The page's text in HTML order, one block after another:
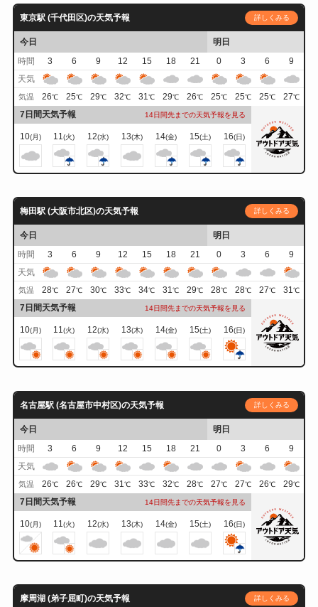
東京駅 (千代田区)の天気予報 詳しくみる
今日
明日
時間
3 6 9 12 15 18 21 0 3 6
9
天気
気温 26℃ 25℃ 29℃ 32℃ 31℃ 29℃ 26℃ 25℃ 25℃ 25℃ 27℃
7日間天気予報 14日間先までの天気予報を見る
10(月) 11(火) 12(水) 13(木) 14(金) 15(土) 16(日)
梅田駅 (大阪市北区)の天気予報 詳しくみる
今日
明日
時間
3 6 9 12 15 18 21 0 3 6
9
天気
気温 28℃ 27℃ 30℃ 33℃ 34℃ 31℃ 29℃ 28℃ 28℃ 27℃ 31℃
7日間天気予報 14日間先までの天気予報を見る
10(月) 11(火) 12(水) 13(木) 14(金) 15(土) 16(日)
名古屋駅 (名古屋市中村区)の天気予報 詳しくみる
今日
明日
時間
3 6 9 12 15 18 21 0 3 6
9
天気
気温 26℃ 26℃ 29℃ 31℃ 33℃ 32℃ 28℃ 27℃ 27℃ 26℃ 29℃
7日間天気予報 14日間先までの天気予報を見る
10(月) 11(火) 12(水) 13(木) 14(金) 15(土) 16(日)
摩周湖 (弟子屈町)の天気予報 詳しくみる